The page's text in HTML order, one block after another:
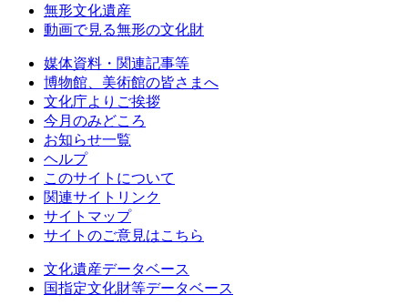
無形文化遺産
動画で見る無形の文化財
媒体資料・関連記事等
博物館、美術館の皆さまへ
文化庁よりご挨拶
今月のみどころ
お知らせ一覧
ヘルプ
このサイトについて
関連サイトリンク
サイトマップ
サイトのご意見はこちら
文化遺産データベース
国指定文化財等データベース